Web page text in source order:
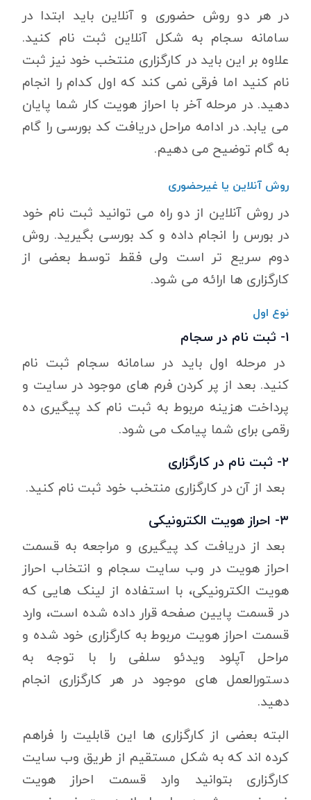
در هر دو روش حضوری و آنلاین باید ابتدا در
سامانه سجام به شکل آنلاین ثبت نام کنید.
علاوه بر این باید در کارگزاری منتخب خود نیز ثبت
نام کنید اما فرقی نمی کند که اول کدام را انجام
دهید. در مرحله آخر با احراز هویت کار شما پایان
می یابد. در ادامه مراحل دریافت کد بورسی را گام
به گام توضیح می دهیم.
روش آنلاین یا غیرحضوری
در روش آنلاین از دو راه می توانید ثبت نام خود
در بورس را انجام داده و کد بورسی بگیرید. روش
دوم سریع تر است ولی فقط توسط بعضی از
کارگزاری ها ارائه می شود.
نوع اول
۱- ثبت نام در سجام
در مرحله اول باید در سامانه سجام ثبت نام
کنید. بعد از پر کردن فرم های موجود در سایت و
پرداخت هزینه مربوط به ثبت نام کد پیگیری ده
رقمی برای شما پیامک می شود.
۲- ثبت نام در کارگزاری
بعد از آن در کارگزاری منتخب خود ثبت نام کنید.
۳- احراز هویت الکترونیکی
بعد از دریافت کد پیگیری و مراجعه به قسمت
احراز هویت در وب سایت سجام و انتخاب احراز
هویت الکترونیکی، با استفاده از لینک هایی که
در قسمت پایین صفحه قرار داده شده است، وارد
قسمت احراز هویت مربوط به کارگزاری خود شده و
مراحل آپلود ویدئو سلفی را با توجه به
دستورالعمل های موجود در هر کارگزاری انجام
دهید.
البته بعضی از کارگزاری ها این قابلیت را فراهم
کرده اند که به شکل مستقیم از طریق وب سایت
کارگزاری بتوانید وارد قسمت احراز هویت